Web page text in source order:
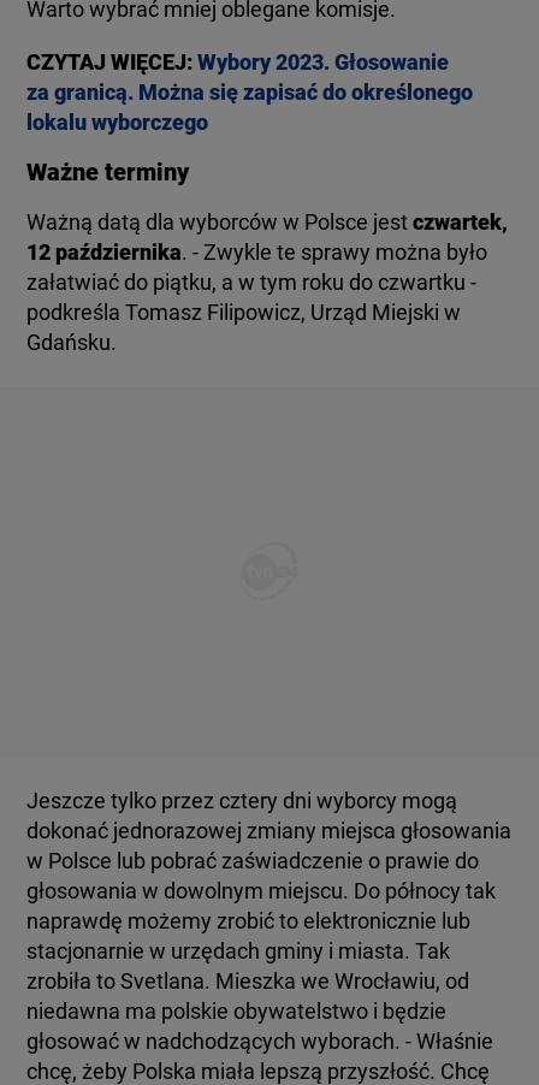
Warto wybrać mniej oblegane komisje.
CZYTAJ WIĘCEJ:Wybory 2023. Głosowanie
za granicą. Można się zapisać do określonego
lokalu wyborczego
Ważne terminy
Ważną datą dla wyborców w Polsce jestczwartek,
12 października. - Zwykle te sprawy można było
załatwiać do piątku, a w tym roku do czwartku -
podkreśla Tomasz Filipowicz, Urząd Miejski w
Gdańsku.
Jeszcze tylko przez cztery dni wyborcy mogą
dokonać jednorazowej zmiany miejsca głosowania
w Polsce lub pobrać zaświadczenie o prawie do
głosowania w dowolnym miejscu. Do północy tak
naprawdę możemy zrobić to elektronicznie lub
stacjonarnie w urzędach gminy i miasta. Tak
zrobiła to Svetlana. Mieszka we Wrocławiu, od
niedawna ma polskie obywatelstwo i będzie
głosować w nadchodzących wyborach. - Właśnie
chcę, żeby Polska miała lepszą przyszłość. Chcę